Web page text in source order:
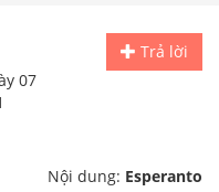
Trả lời
07
Nội dung: Esperanto